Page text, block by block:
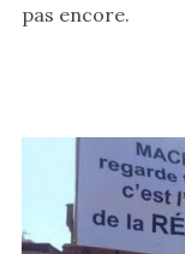
pas encore.